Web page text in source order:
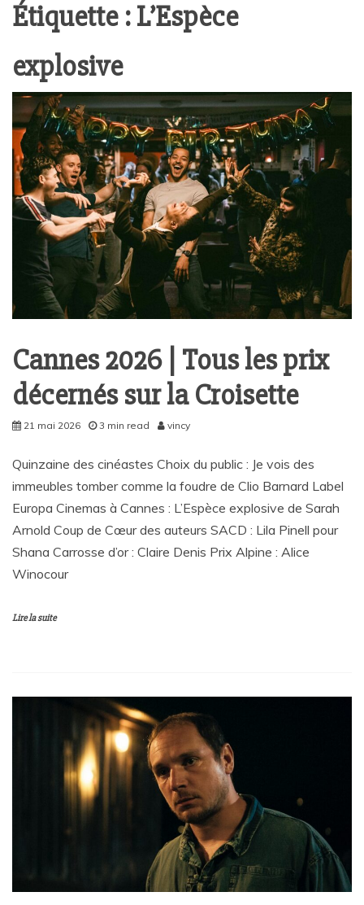
Étiquette :L’Espèce
explosive
Cannes 2026 | Tous les prix
décernés sur la Croisette
21 mai 2026 3 min read vincy
Quinzaine des cinéastes Choix du public : Je vois des
immeubles tomber comme la foudre de Clio Barnard Label
Europa Cinemas à Cannes : L’Espèce explosive de Sarah
Arnold Coup de Cœur des auteurs SACD : Lila Pinell pour
Shana Carrosse d’or : Claire Denis Prix Alpine : Alice
Winocour
Lire la suite